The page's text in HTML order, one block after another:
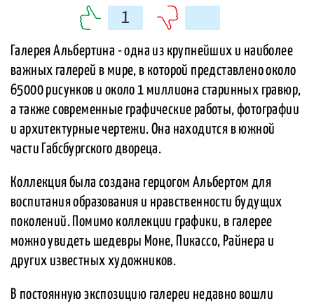
1
Галерея Альбертина - одна из крупнейших и наиболее
важных галерей в мире, в которой представлено около
65000 рисунков и около 1 миллиона старинных гравюр,
а также современные графические работы, фотографии
и архитектурные чертежи. Она находится в южной
части Габсбургского двореца.
Коллекция была создана герцогом Альбертом для
воспитания образования и нравственности будущих
поколений. Помимо коллекции графики, в галерее
можно увидеть шедевры Моне, Пикассо, Райнера и
других известных художников.
В постоянную экспозицию галереи недавно вошли